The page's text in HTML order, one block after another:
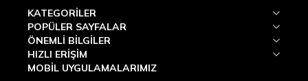
KATEGORILER
POPÜLER SAYFALAR
ÖNEMLI BILGILER
HIZLI ERIŞIM
MOBİL UYGULAMALARIMIZ